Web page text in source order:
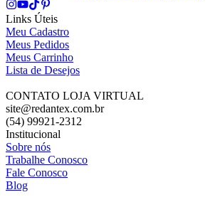
Links Úteis
Meu Cadastro
Meus Pedidos
Meus Carrinho
Lista de Desejos
CONTATO LOJA VIRTUAL
site@redantex.com.br
(54) 99921-2312
Institucional
Sobre nós
Trabalhe Conosco
Fale Conosco
Blog